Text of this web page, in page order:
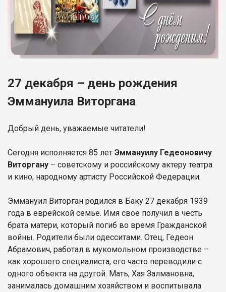
27 декабря – день рождения
Эммануила Виторгана
Добрый день, уважаемые читатели!
Сегодня исполняется 85 лет Эммануилу Гедеоновичу
Виторгану – советскому и российскому актеру театра
и кино, народному артисту Российской Федерации.
Эммануил Виторган родился в Баку 27 декабря 1939
года в еврейской семье. Имя свое получил в честь
брата матери, который погиб во время Гражданской
войны. Родители были одесситами. Отец, Гедеон
Абрамович, работал в мукомольном производстве –
как хорошего специалиста, его часто переводили с
одного объекта на другой. Мать, Хая Залмановна,
занималась домашним хозяйством и воспитывала